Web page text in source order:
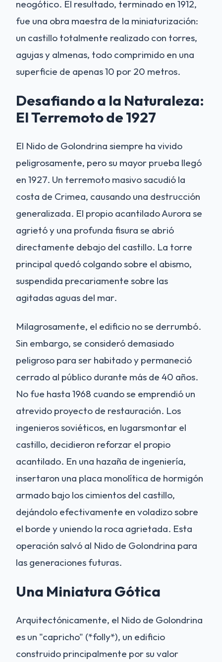
neogótico. El resultado, terminado en 1912,
fue una obra maestra de la miniaturización:
un castillo totalmente realizado con torres,
agujas y almenas, todo comprimido en una
superficie de apenas 10 por 20 metros.
Desafiando a la Naturaleza:
El Terremoto de 1927
El Nido de Golondrina siempre ha vivido
peligrosamente, pero su mayor prueba llegó
en 1927. Un terremoto masivo sacudió la
costa de Crimea, causando una destrucción
generalizada. El propio acantilado Aurora se
agrietó y una profunda fisura se abrió
directamente debajo del castillo. La torre
principal quedó colgando sobre el abismo,
suspendida precariamente sobre las
agitadas aguas del mar.
Milagrosamente, el edificio no se derrumbó.
Sin embargo, se consideró demasiado
peligroso para ser habitado y permaneció
cerrado al público durante más de 40 años.
No fue hasta 1968 cuando se emprendió un
atrevido proyecto de restauración. Los
ingenieros soviéticos, en lugarsmontar el
castillo, decidieron reforzar el propio
acantilado. En una hazaña de ingeniería,
insertaron una placa monolítica de hormigón
armado bajo los cimientos del castillo,
dejándolo efectivamente en voladizo sobre
el borde y uniendo la roca agrietada. Esta
operación salvó al Nido de Golondrina para
las generaciones futuras.
Una Miniatura Gótica
Arquitectónicamente, el Nido de Golondrina
es un "capricho" (*folly*), un edificio
construido principalmente por su valor